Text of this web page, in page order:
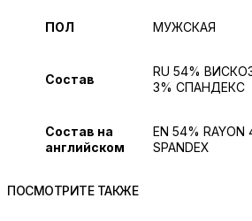
ПОЛ МУЖСКАЯ
Состав
RU 54%
3% СПАНДЕКС
Состав на
английском
EN 54% RAYON
SPANDEX
ПОСМОТРИТЕ ТАКЖЕ